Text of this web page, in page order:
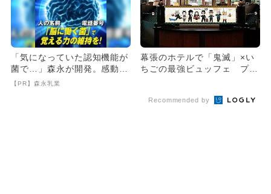
「気になっていた認知機能が
菌で…」森永が開発。感動の
70代続出
【PR】森永乳業
幕張のホテルで「鬼滅」×い
ちごの最強ビュッフェ プレ
Recommended by